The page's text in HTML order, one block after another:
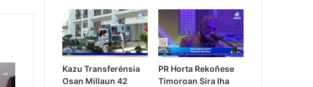
Kazu Transferénsia
Osan Millaun 42
PR Horta Rekoñese
Timoroan Sira Iha